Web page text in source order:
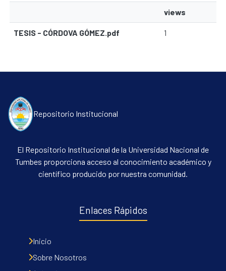
views
TESIS - CÓRDOVA GÓMEZ.pdf 1
Repositorio Institucional
El Repositorio Institucional de la Universidad Nacional de
Tumbes proporciona acceso al conocimiento académico y
científico producido por nuestra comunidad.
Enlaces Rápidos
Inicio
Sobre Nosotros